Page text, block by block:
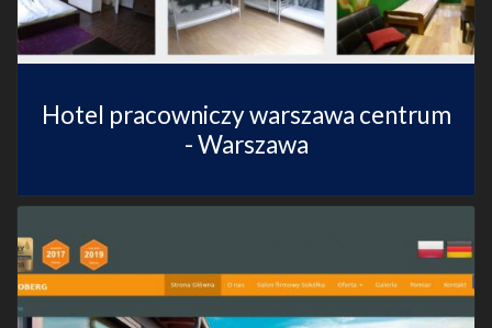
Hotel pracowniczy warszawa centrum
- Warszawa